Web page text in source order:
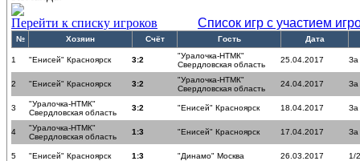
Перейти к списку игроков
Список игр с участием
№ Хозяин Счёт Гость Дата
1 "Енисей" Красноярск 3:2
"Уралочка-НТМК"
Свердловская область
25.04.2017 За
2 "Енисей" Красноярск 3:2
"Уралочка-НТМК"
Свердловская область
24.04.2017 За
3
"Уралочка-НТМК"
Свердловская область
3:2 "Енисей" Красноярск 18.04.2017 За
4
"Уралочка-НТМК"
Свердловская область
1:3 "Енисей" Красноярск 17.04.2017 За
5 "Енисей" Красноярск 1:3 "Динамо" Москва 26.03.2017 1/